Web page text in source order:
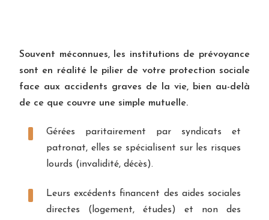
Souvent méconnues, les institutions de prévoyance
sont en réalité le pilier de votre protection sociale
face aux accidents graves de la vie, bien au-delà
de ce que couvre une simple mutuelle.
Gérées paritairement par syndicats et
patronat, elles se spécialisent sur les risques
lourds (invalidité, décès).
Leurs excédents financent des aides sociales
directes (logement, études) et non des